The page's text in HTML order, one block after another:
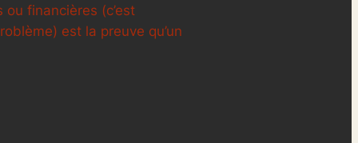
financières (c’est
est la preuve qu’un